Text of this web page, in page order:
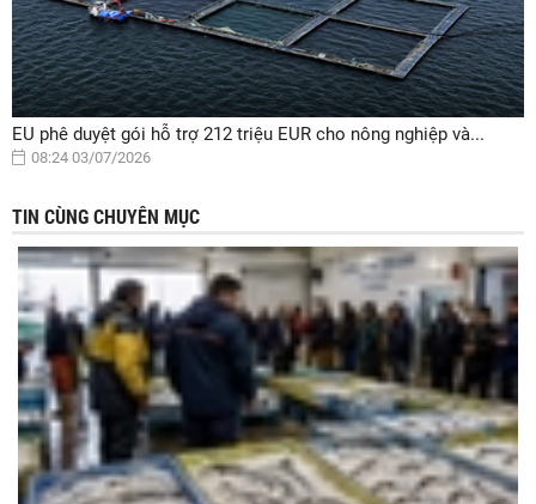
EU phê duyệt gói hỗ trợ 212 triệu EUR cho nông nghiệp và...
08:24 03/07/2026
TIN CÙNG CHUYÊN MỤC